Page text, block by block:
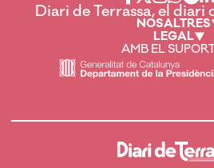
Diari de Terrassa, el diari
NOSALTRES
LEGAL
AMB EL